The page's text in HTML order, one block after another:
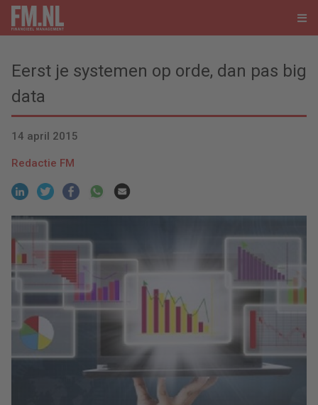
Eerst je systemen op orde, dan pas big
data
14 april 2015
Redactie FM